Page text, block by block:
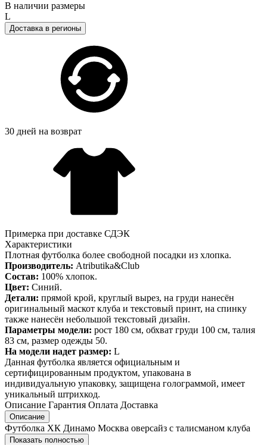
В наличии размеры
L
Доставка в регионы
30 дней на возврат
Примерка при доставке СДЭК
Характеристики
Плотная футболка более свободной посадки из хлопка.
Производитель: Atributika&Club
Состав: 100% хлопок.
Цвет: Синий.
Детали: прямой крой, круглый вырез, на груди нанесён
оригинальный маскот клуба и текстовый принт, на спинку
также нанесён небольшой текстовый дизайн.
Параметры модели: рост 180 см, обхват груди 100 см, талия
83 см, размер одежды 50.
На модели надет размер: L
Данная футболка является официальным и
сертифицированным продуктом, упакована в
индивидуальную упаковку, защищена голограммой, имеет
уникальный штрихкод.
Описание Гарантия Оплата Доставка
Описание
Футболка ХК Динамо Москва оверсайз с талисманом клуба
Показать полностью